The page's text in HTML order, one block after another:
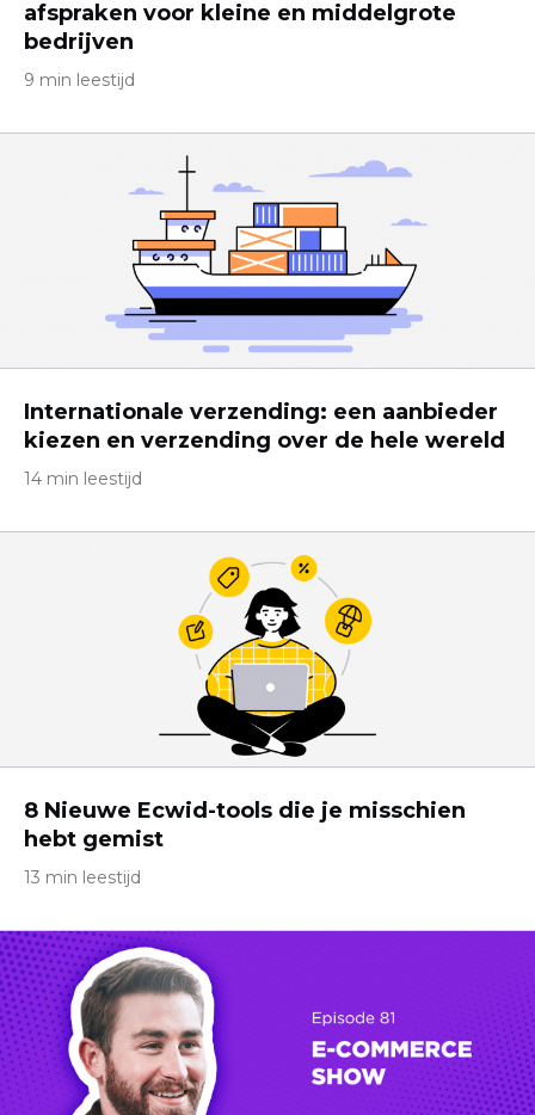
afspraken voor kleine en middelgrote
bedrijven
9 min leestijd
Internationale verzending: een aanbieder
kiezen en verzending over de hele wereld
14 min leestijd
8 Nieuwe Ecwid-tools die je misschien
hebt gemist
13 min leestijd